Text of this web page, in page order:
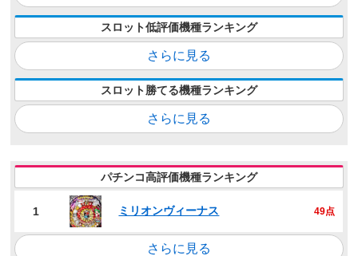
スロット低評価機種ランキング
さらに見る
スロット勝てる機種ランキング
さらに見る
パチンコ高評価機種ランキング
1 ミリオンヴィーナス 49点
さらに見る